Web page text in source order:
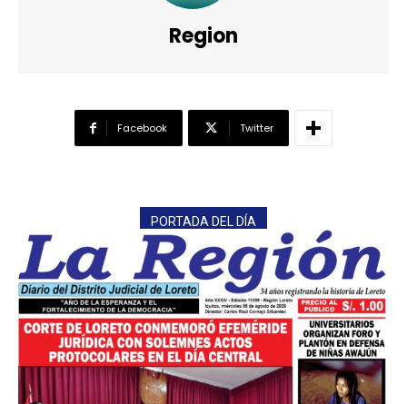
Region
Facebook Twitter
PORTADA DEL DÍA